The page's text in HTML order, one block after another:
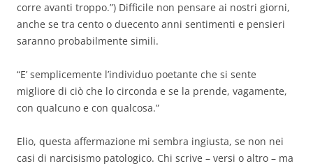
corre avanti troppo.”) Difficile non pensare ai nostri giorni,
anche se tra cento o duecento anni sentimenti e pensieri
saranno probabilmente simili.
“E’ semplicemente l’individuo poetante che si sente
migliore di ciò che lo circonda e se la prende, vagamente,
con qualcuno e con qualcosa.”
Elio, questa affermazione mi sembra ingiusta, se non nei
casi di narcisismo patologico. Chi scrive – versi o altro – ma